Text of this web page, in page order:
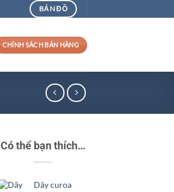
BẢN ĐỒ
CHÍNH SÁCH BÁN HÀNG
Có thể bạn thích…
Dây curoa